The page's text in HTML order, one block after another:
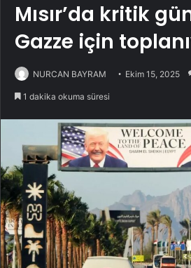
Mısır’da kritik
Gazze için
NURCAN BAYRAM Ekim 15, 2025
1 dakika okuma süresi